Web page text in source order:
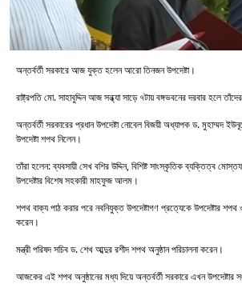
অন্তর্বর্তী সরকারে আজ যুক্ত হলেন আরো তিনজন উপদেষ্টা।
রাষ্ট্রপতি মো. সাহাবুদ্দিন আজ সন্ধ্যা সাড়ে ৭টায় বঙ্গভবনের দরবার হলে
অন্তর্বর্তী সরকারের প্রধান উপদেষ্টা নোবেল বিজয়ী অধ্যাপক ড. মুহাম্মদ
উপদেষ্টা শপথ নিলেন।
তাঁরা হলেন: ব্যবসায়ী সেখ বশির উদ্দিন, বিশিষ্ট সাংস্কৃতিক ব্যক্তিত্ব
উপদেষ্টার বিশেষ সহকারী মাহফুজ আলম।
শপথ বাক্য পাঠ করার পরে নবনিযুক্ত উপদেষ্টাগণ প্রত্যেকে উপদেষ্টার শপথ
করেন।
মন্ত্রী পরিষদ সচিব ড. শেখ আব্দুর রশীদ শপথ অনুষ্ঠান পরিচালনা করেন।
আজকের এই শপথ অনুষ্ঠানের মধ্য দিয়ে অন্তর্বর্তী সরকারে এখন উপদেষ্টার